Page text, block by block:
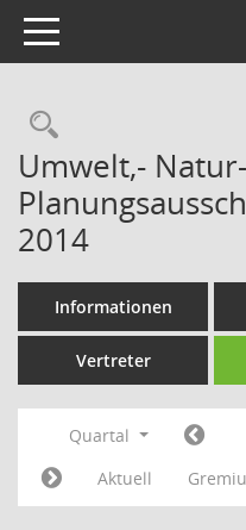
Toggle navigation
Umwelt,-
2014
Informationen
Vertreter
Quartal
Aktuell